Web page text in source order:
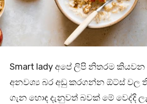
Smart lady අපේ ලිපි නිතරම
අනවශ්‍ය බර අඩු කරගන්න ඕට්ස් වල
ගැන හොඳ දැනුවත් බවක් මේ වෙද්දි